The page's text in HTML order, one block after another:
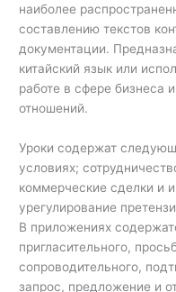
наиболее
составлению текстов
документации.
китайский язык или
работе в сфере бизнеса
отношений.
Уроки содержат
условиях;
коммерческие сделки и
урегулирование
В приложениях
пригласительного,
сопроводительного,
запрос, предложение и